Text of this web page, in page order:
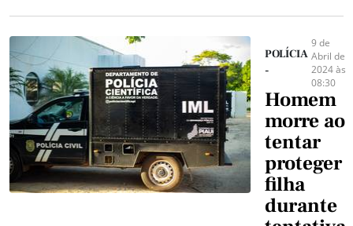
POLÍCIA
-
9 de
Abril de
2024 às
08:30
Homem
morre ao
tentar
proteger
filha
durante